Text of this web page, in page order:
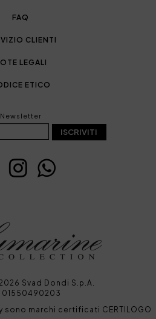
FAQ
CLIENTI
LEGALI
ETICO
Newsletter
ISCRIVITI
Svad Dondi S.p.A.
01550490203
sono marchi certificati CERTILOGO